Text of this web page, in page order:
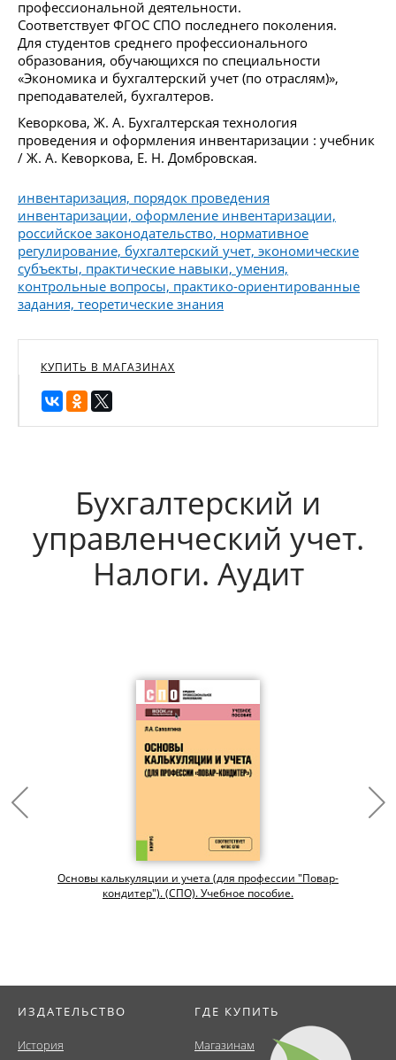
профессиональной деятельности.
Соответствует ФГОС СПО последнего поколения.
Для студентов среднего профессионального
образования, обучающихся по специальности
«Экономика и бухгалтерский учет (по отраслям)»,
преподавателей, бухгалтеров.
Кеворкова, Ж. А. Бухгалтерская технология
проведения и оформления инвентаризации : учебник
/ Ж. А. Кеворкова, Е. Н. Домбровская.
инвентаризация, порядок проведения
инвентаризации, оформление инвентаризации,
российское законодательство, нормативное
регулирование, бухгалтерский учет, экономические
субъекты, практические навыки, умения,
контрольные вопросы, практико-ориентированные
задания, теоретические знания
КУПИТЬ В МАГАЗИНАХ
Бухгалтерский и
управленческий учет.
Налоги. Аудит
Основы калькуляции и учета (для профессии "Повар-
кондитер"). (СПО). Учебное пособие.
ИЗДАТЕЛЬСТВО
История
ГДЕ КУПИТЬ
Магазинам